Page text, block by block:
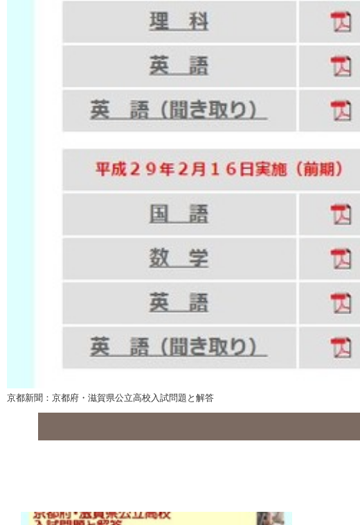
京都新聞：京都府・滋賀県公立高校入試問題と解答